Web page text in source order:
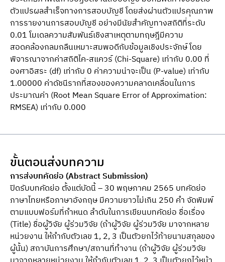
ตัวแปรผลสำเร็จทางการสอบบัญชี โดยส่งผ่านตัวแปรคุณภาพ
การรายงานการสอบบัญชี อย่างมีนัยสำคัญทางสถิติที่ระดับ
0.01 โมเดลความสัมพันธ์เชิงสาเหตุตามทฤษฎีมีความ
สอดคล้องกลมกลืนเหมาะสมพอดีกับข้อมูลเชิงประจักษ์ โดย
พิจารณาจากค่าสถิติไค-สแควร์ (Chi-Square) เท่ากับ 0.00 ที่
องศาอิสระ (df) เท่ากับ 0 ค่าความน่าจะเป็น (P-value) เท่ากับ
1.00000 ค่าดัชนีรากที่สองของความคลาดเคลื่อนในการ
ประมาณค่า (Root Mean Square Error of Approximation:
RMSEA) เท่ากับ 0.000
ขั้นตอนส่งบทความ
การส่งบทคัดย่อ (Abstract Submission)
ปิดรับบทคัดย่อ ตั้งแต่บัดนี้ – 30 พฤษภาคม 2565 บทคัดย่อ
ภาษาไทยหรือภาษาอังกฤษ มีความยาวไม่เกิน 250 คำ จัดพิมพ์
ตามแบบฟอร์มที่กำหนด ลำดับในการเขียนบทคัดย่อ ชื่อเรื่อง
(Title) ชื่อผู้วิจัย ผู้ร่วมวิจัย (ถ้าผู้วิจัย ผู้ร่วมวิจัย มาจากหลาย
หน่วยงาน ให้กำกับตัวเลข 1, 2, 3 เป็นตัวยกไว้ท้ายนามสกุลของ
ผู้นั้น) สถาบันการศึกษา/สถานที่ทำงาน (ถ้าผู้วิจัย ผู้ร่วมวิจัย